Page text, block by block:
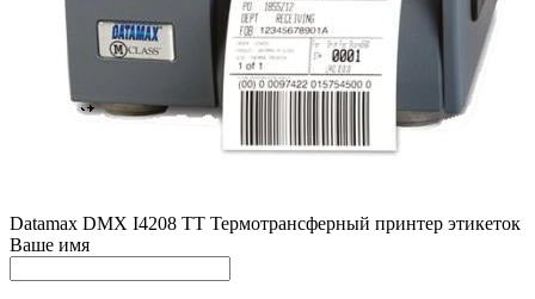
Datamax DMX I4208 TT Термотрансферный принтер этикеток
Ваше имя